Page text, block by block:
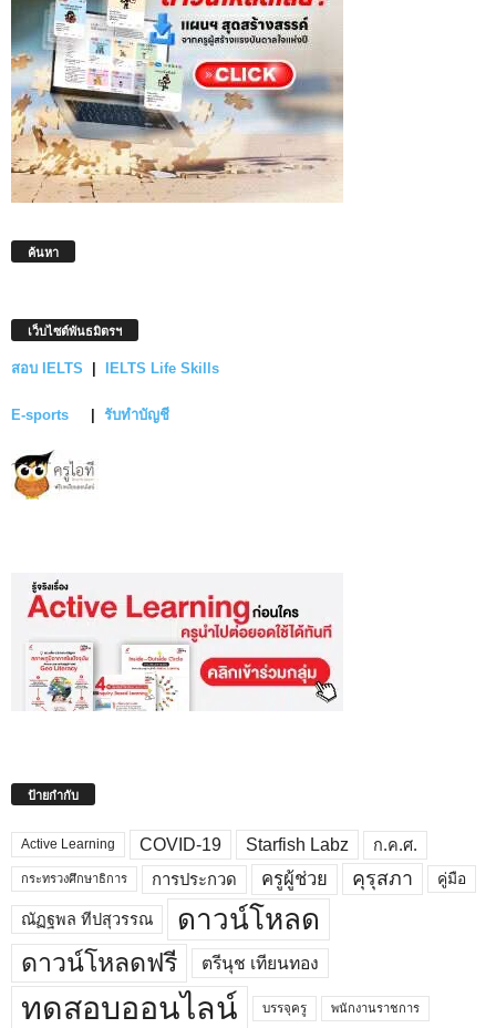
ค้นหา
เว็บไซต์พันธมิตรฯ
สอบ IELTS | IELTS Life Skills
E-sports | รับทำบัญชี
ป้ายกำกับ
Active Learning COVID-19 Starfish Labz ก.ค.ศ.
กระทรวงศึกษาธิการ การประกวด ครูผู้ช่วย คุรุสภา คู่มือ
ณัฏฐพล ทีปสุวรรณ ดาวน์โหลด
ดาวน์โหลดฟรี ตรีนุช เทียนทอง
ทดสอบออนไลน์ บรรจุครู พนักงานราชการ